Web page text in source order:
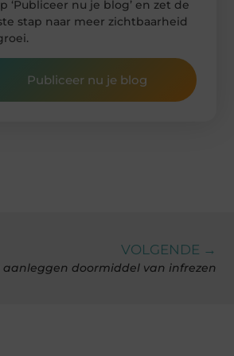
‘Publiceer nu je blog’ en zet de
stap naar meer zichtbaarheid
Publiceer nu je blog
VOLGENDE →
doormiddel van infrezen